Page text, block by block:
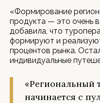
«Формирование
продукта — это очень
добавила, что
формируют и
процентов рынка.
индивидуальные
«Региональный
начинается с